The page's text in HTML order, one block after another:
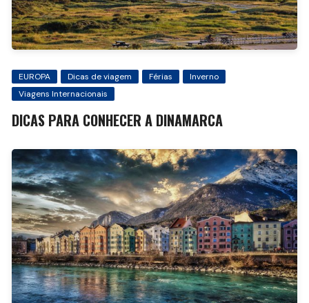
EUROPA Dicas de viagem Férias
Inverno
Viagens Internacionais
DICAS PARA CONHECER A DINAMARCA